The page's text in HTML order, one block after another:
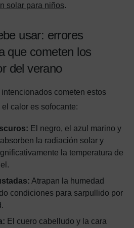
solar para niños.
usar: errores
que cometen los
del verano
cometen estos
calor es sofocante:
El negro, el azul marino y
la radiación solar y
la temperatura de
Atrapan la humedad
condiciones para sarpullido por
El cuero cabelludo y la cara